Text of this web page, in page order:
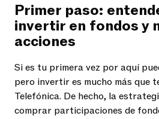
Primer paso:
invertir en fondos y
acciones
Si es tu primera vez por aquí
pero invertir es mucho más que
Telefónica. De hecho, la
comprar participaciones de